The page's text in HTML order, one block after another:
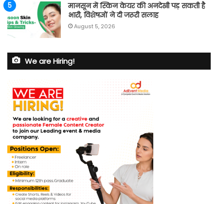
मानसून में स्किन केयर की अनदेखी पड़ सकती है
भारी, विशेषज्ञों ने दी जरूरी सलाह
August 5, 2026
We are Hiring!